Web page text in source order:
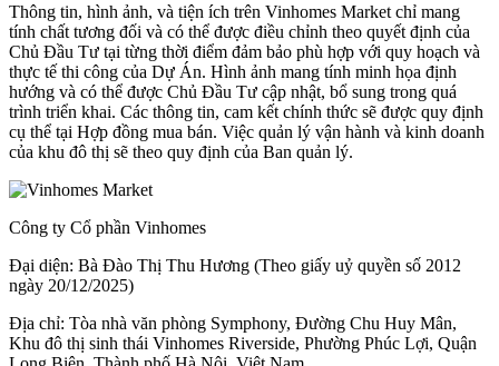
Thông tin, hình ảnh, và tiện ích trên Vinhomes Market chỉ mang
tính chất tương đối và có thể được điều chỉnh theo quyết định của
Chủ Đầu Tư tại từng thời điểm đảm bảo phù hợp với quy hoạch và
thực tế thi công của Dự Án. Hình ảnh mang tính minh họa định
hướng và có thể được Chủ Đầu Tư cập nhật, bổ sung trong quá
trình triển khai. Các thông tin, cam kết chính thức sẽ được quy định
cụ thể tại Hợp đồng mua bán. Việc quản lý vận hành và kinh doanh
của khu đô thị sẽ theo quy định của Ban quản lý.
Công ty Cổ phần Vinhomes
Đại diện: Bà Đào Thị Thu Hương (Theo giấy uỷ quyền số 2012
ngày 20/12/2025)
Địa chỉ: Tòa nhà văn phòng Symphony, Đường Chu Huy Mân,
Khu đô thị sinh thái Vinhomes Riverside, Phường Phúc Lợi, Quận